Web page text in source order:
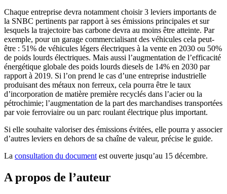
Chaque entreprise devra notamment choisir 3 leviers importants de
la SNBC pertinents par rapport à ses émissions principales et sur
lesquels la trajectoire bas carbone devra au moins être atteinte. Par
exemple, pour un garage commercialisant des véhicules cela peut-
être : 51% de véhicules légers électriques à la vente en 2030 ou 50%
de poids lourds électriques. Mais aussi l’augmentation de l’efficacité
énergétique globale des poids lourds diesels de 14% en 2030 par
rapport à 2019. Si l’on prend le cas d’une entreprise industrielle
produisant des métaux non ferreux, cela pourra être le taux
d’incorporation de matière première recyclés dans l’acier ou la
pétrochimie; l’augmentation de la part des marchandises transportées
par voie ferroviaire ou un parc roulant électrique plus important.
Si elle souhaite valoriser des émissions évitées, elle pourra y associer
d’autres leviers en dehors de sa chaîne de valeur, précise le guide.
La consultation du documentest ouverte jusqu’au 15 décembre.
A propos de l’auteur